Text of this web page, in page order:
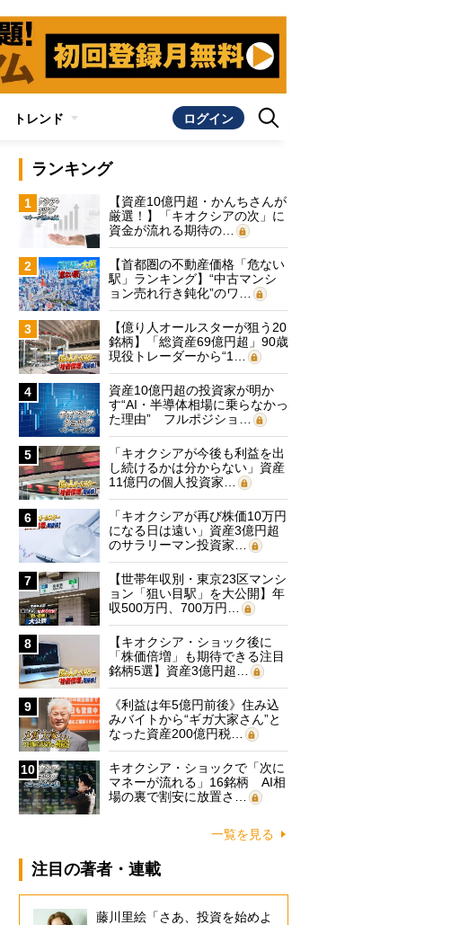
トレンド ログイン
ランキング
1
【資産10億円超・かんちさんが
厳選！】「キオクシアの次」に
資金が流れる期待の…
2
【首都圏の不動産価格「危ない
駅」ランキング】“中古マンシ
ョン売れ行き鈍化”のワ…
3
【億り人オールスターが狙う20
銘柄】「総資産69億円超」90歳
現役トレーダーから“1…
4
資産10億円超の投資家が明か
す“AI・半導体相場に乗らなかっ
た理由” フルポジショ…
5
「キオクシアが今後も利益を出
し続けるかは分からない」資産
11億円の個人投資家…
6
「キオクシアが再び株価10万円
になる日は遠い」資産3億円超
のサラリーマン投資家…
7
【世帯年収別・東京23区マンシ
ョン「狙い目駅」を大公開】年
収500万円、700万円…
8
【キオクシア・ショック後に
「株価倍増」も期待できる注目
銘柄5選】資産3億円超…
9
《利益は年5億円前後》住み込
みバイトから“ギガ大家さん”と
なった資産200億円税…
10
キオクシア・ショックで「次に
マネーが流れる」16銘柄 AI相
場の裏で割安に放置さ…
一覧を見る
注目の著者・連載
藤川里絵「さあ、投資を始めよ